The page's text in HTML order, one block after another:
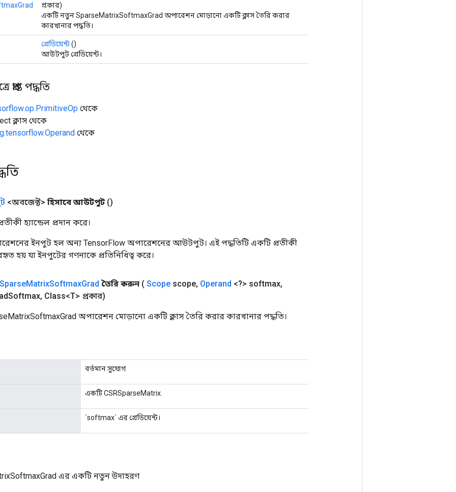
প্রকার)
একটি নতুন SparseMatrixSoftmaxGrad অপারেশন মোড়ানো একটি ক্লাস তৈরি করার
কারখানার পদ্ধতি।
গ্রেডিয়েন্ট()
আউটপুট গ্রেডিয়েন্ট।
প্রাপ্ত পদ্ধতি
থেকে
ক্লাস থেকে
থেকে
<অবজেক্ট> হিসাবে আউটপুট ()
হ্যান্ডেল প্রদান করে।
ইনপুট হল অন্য TensorFlow অপারেশনের আউটপুট। এই পদ্ধতিটি একটি প্রতীকী
হয় যা ইনপুটের গণনাকে প্রতিনিধিত্ব করে।
SparseMatrixSoftmaxGrad তৈরি করুন ( Scope scope, Operand <?> softmax,
Softmax, Class<T> প্রকার)
অপারেশন মোড়ানো একটি ক্লাস তৈরি করার কারখানার পদ্ধতি।
বর্তমান সুযোগ
একটি CSRSparseMatrix.
`softmax` এর গ্রেডিয়েন্ট।
এর একটি নতুন উদাহরণ